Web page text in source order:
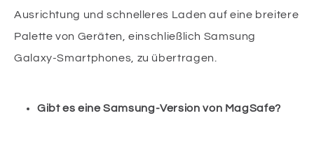
Ausrichtung und schnelleres Laden auf eine breitere
Palette von Geräten, einschließlich Samsung
Galaxy-Smartphones, zu übertragen.
Gibt es eine Samsung-Version von MagSafe?